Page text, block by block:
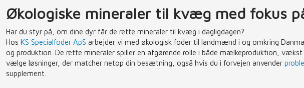
Økologiske mineraler til kvæg med fokus
Har du styr på, om dine dyr får de rette mineraler til kvæg i dagligdagen?
Hos KS Specialfoder ApS arbejder vi med økologisk foder til landmænd i og omkring
og produktion. De rette mineraler spiller en afgørende rolle i både mælkeproduktion,
vælge løsninger, der matcher netop din besætning, også hvis du i forvejen anvender
supplement.